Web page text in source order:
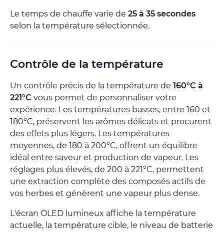
Le temps de chauffe varie de 25 à 35 secondes
selon la température sélectionnée.
Contrôle de la température
Un contrôle précis de la température de 160°C à
221°C vous permet de personnaliser votre
expérience. Les températures basses, entre 160 et
180°C, préservent les arômes délicats et procurent
des effets plus légers. Les températures
moyennes, de 180 à 200°C, offrent un équilibre
idéal entre saveur et production de vapeur. Les
réglages plus élevés, de 200 à 221°C, permettent
une extraction complète des composés actifs de
vos herbes et génèrent une vapeur plus dense.
L'écran OLED lumineux affiche la température
actuelle, la température cible, le niveau de batterie